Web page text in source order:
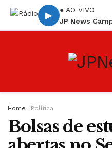
▶
● AO VIVO
JP News
Home Política
Bolsas de